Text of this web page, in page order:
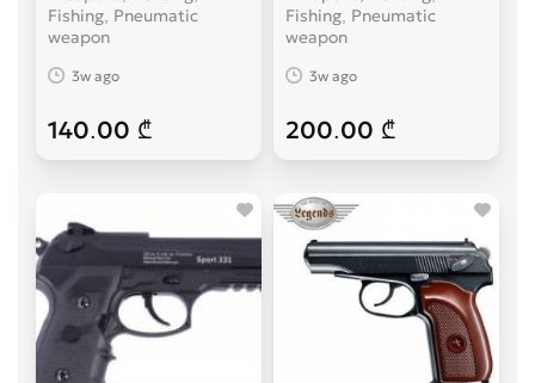
Fishing, Pneumatic
weapon
3w ago
140.00 ₾
Fishing, Pneumatic
weapon
3w ago
200.00 ₾